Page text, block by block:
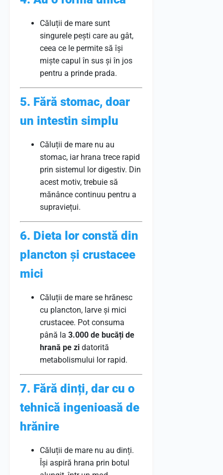
Căluții de mare sunt
singurele pești care au gât,
ceea ce le permite să își
miște capul în sus și în jos
pentru a prinde prada.
5. Fără stomac, doar
un intestin simplu
Căluții de mare nu au
stomac, iar hrana trece rapid
prin sistemul lor digestiv. Din
acest motiv, trebuie să
mănânce continuu pentru a
supraviețui.
6. Dieta lor constă din
plancton și crustacee
mici
Căluții de mare se hrănesc
cu plancton, larve și mici
crustacee. Pot consuma
până la 3.000 de bucăți de
hrană pe zi datorită
metabolismului lor rapid.
7. Fără dinți, dar cu o
tehnică ingenioasă de
hrănire
Căluții de mare nu au dinți.
Își aspiră hrana prin botul